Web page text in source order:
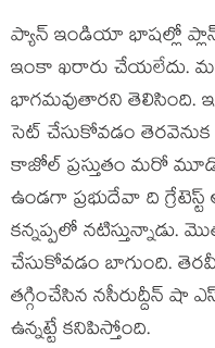
ప్యాన్ ఇండియా భాషల్లో
ఇంకా ఖరారు చేయలేదు.
భాగమవుతారని తెలిసింది.
సెట్ చేసుకోవడం
కాజోల్ ప్రస్తుతం మరో
ఉండగా ప్రభుదేవా ది
కన్నప్పలో
చేసుకోవడం బాగుంది.
తగ్గించేసిన నసీరుద్దీన్
ఉన్నట్టే కనిపిస్తోంది.